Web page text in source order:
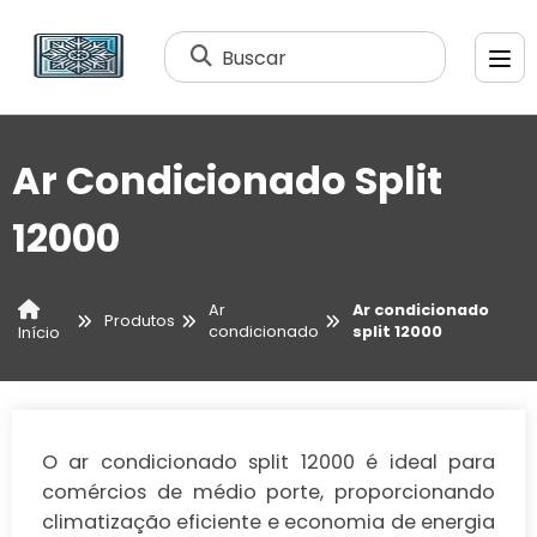
Buscar
Ar Condicionado Split
12000
Início
Produtos
Ar
condicionado
Ar condicionado
split 12000
O ar condicionado split 12000 é ideal para
comércios de médio porte, proporcionando
climatização eficiente e economia de energia